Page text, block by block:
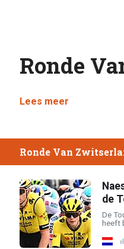
Ronde
Lees meer
Ronde Van
de
De
heeft